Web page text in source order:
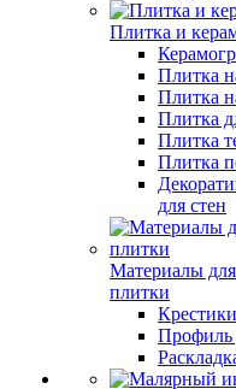
Плитка и
Плитка
Плитка
Плитка
Плитка
Плитка
для стен
Материалы
плитки
Профиль